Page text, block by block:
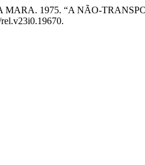
MARA. 1975. “A NÃO-